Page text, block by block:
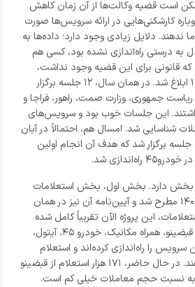
است قضیه وکالت‌ها از آن زمان کاهش
کارشکنی‌هایی در ارائه سرویس‌ها صورت
ندهند. دلایل زیادی وجود دارد؛ داده‌ها به
به درستی راه‌اندازی نشده بود، کسی هم
که قانونی برای این قضیه وجود نداشت،
قانون مربوطه در سال ۱۴۰۲ ابلاغ شد. در همان سال، ۱۲ جلسه برگزار
جمهوری، وزارت صمت، راهور، فراجا و
این جلسات خوب بود و سرویس‌های
شناسایی شد. امسال هم، احتمالاً در آبان
برگزار شد که هدف آن انجام اولین
شد.
بخش دارد. بخش اول، بخش استعلامات
است که در قانون بودجه ۱۴۰۲ مطرح شد و آیین‌نامه آن نیز در همان
این پروژه الآن تقریباً کامل شده
است. چندین پلتفرم مانند قبضینو، همراه مکانیک، خودرو ۴۵، آیتول،
سرویس را راه‌اندازی کرده‌اند و استعلام
سوابق خودرو را ارائه می‌دهند. در حال حاضر، ۱۷۱ هزار استعلام از قبضینو
به نسبت حجم معاملات خیلی کم است.